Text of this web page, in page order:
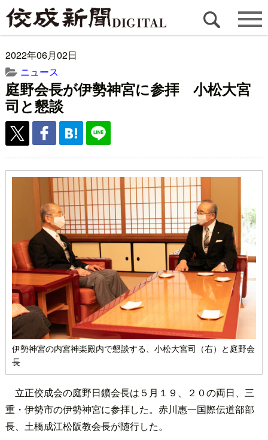
2022年06月02日
ニュース
庭野会長が伊勢神宮に参拝 小松大宮
司と懇談
伊勢神宮の内宮神楽殿内で懇談する、小松大宮司（右）と庭野会
長
立正佼成会の庭野日鑛会長は５月１９、２０の両日、三
重・伊勢市の伊勢神宮に参拝した。赤川惠一国際伝道部部
長、土橋成江松阪教会長が随行した。